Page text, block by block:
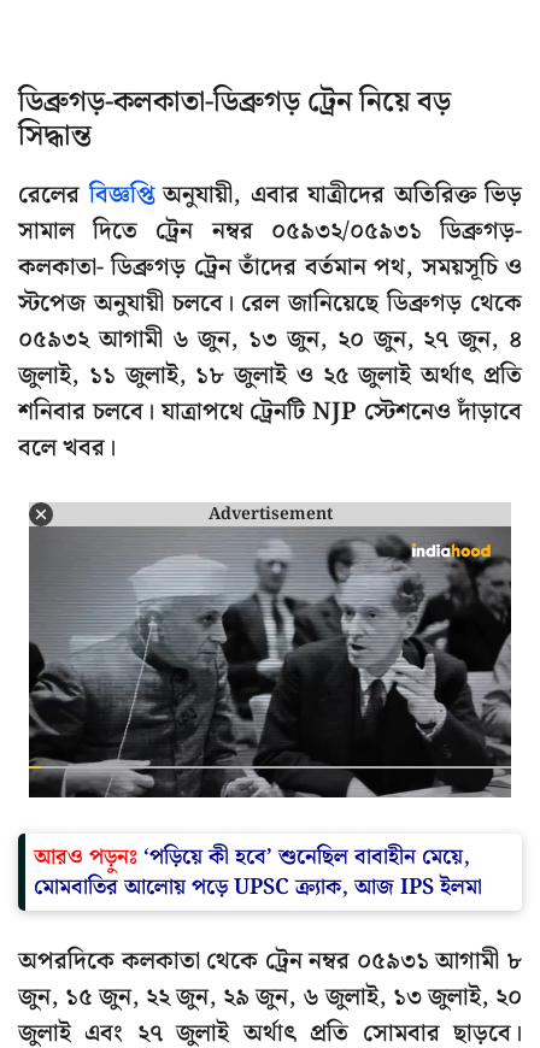
ডিব্রুগড়-কলকাতা-ডিব্রুগড় ট্রেন নিয়ে বড়
সিদ্ধান্ত
রেলেরবিজ্ঞপ্তিঅনুযায়ী, এবার যাত্রীদের অতিরিক্ত ভিড়
সামাল দিতে ট্রেন নম্বর ০৫৯৩২/০৫৯৩১ ডিব্রুগড়-
কলকাতা- ডিব্রুগড় ট্রেন তাঁদের বর্তমান পথ, সময়সূচি ও
স্টপেজ অনুযায়ী চলবে। রেল জানিয়েছে ডিব্রুগড় থেকে
০৫৯৩২ আগামী ৬ জুন, ১৩ জুন, ২০ জুন, ২৭ জুন, ৪
জুলাই, ১১ জুলাই, ১৮ জুলাই ও ২৫ জুলাই অর্থাৎ প্রতি
শনিবার চলবে। যাত্রাপথে ট্রেনটি NJP স্টেশনেও দাঁড়াবে
বলে খবর।
Advertisement
আরও পড়ুনঃ ‘পড়িয়ে কী হবে’ শুনেছিল বাবাহীন মেয়ে,
মোমবাতির আলোয় পড়ে UPSC ক্র্যাক, আজ IPS ইলমা
অপরদিকে কলকাতা থেকে ট্রেন নম্বর ০৫৯৩১ আগামী ৮
জুন, ১৫ জুন, ২২ জুন, ২৯ জুন, ৬ জুলাই, ১৩ জুলাই, ২০
জুলাই এবং ২৭ জুলাই অর্থাৎ প্রতি সোমবার ছাড়বে।